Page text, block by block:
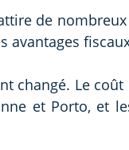
de
avantages
changé. Le
et Porto, et